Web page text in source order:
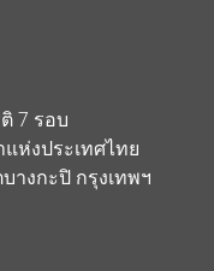
7 รอบ
ห่งประเทศไทย
างกะปิ กรุงเทพฯ